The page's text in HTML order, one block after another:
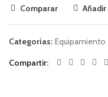
Comparar
Categorías:
Compartir